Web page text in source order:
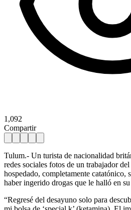
1,092
Compartir
Tulum.- Un turista de nacionalidad
redes sociales fotos de un trabajador
hospedado, completamente catatónico,
haber ingerido drogas que le halló en
“Regresé del desayuno solo para